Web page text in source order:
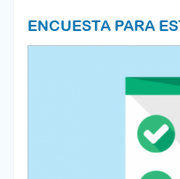
ENCUESTA PARA